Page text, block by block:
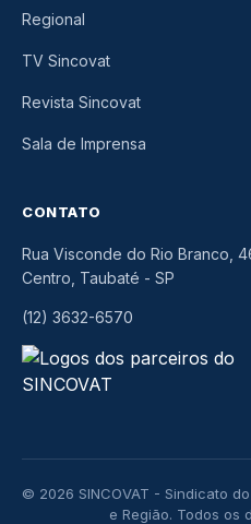
Regional
TV Sincovat
Revista Sincovat
Sala de Imprensa
CONTATO
Rua Visconde do Rio Branco,
Centro, Taubaté - SP
(12) 3632-6570
© 2026 SINCOVAT - Sindicato
e Região. Todos os